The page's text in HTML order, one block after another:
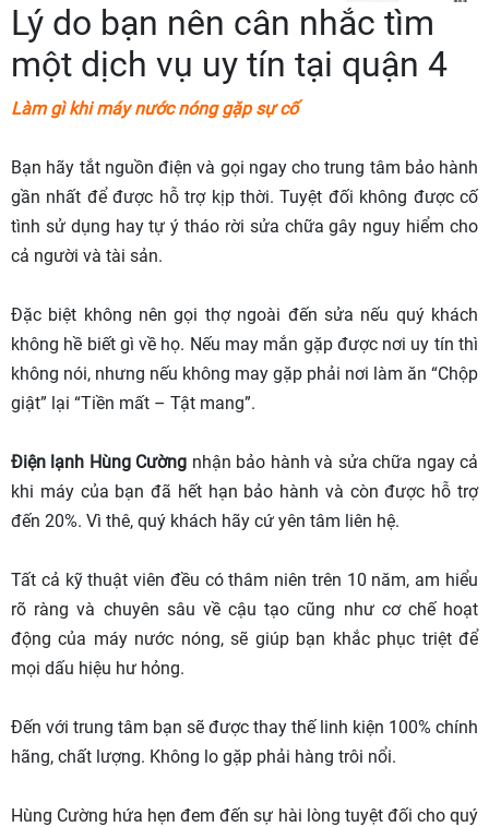
Lý do bạn nên cân nhắc tìm
một dịch vụ uy tín tại quận 4
Làm gì khi máy nước nóng gặp sự cố
Bạn hãy tắt nguồn điện và gọi ngay cho trung tâm bảo hành
gần nhất để được hỗ trợ kịp thời. Tuyệt đối không được cố
tình sử dụng hay tự ý tháo rời sửa chữa gây nguy hiểm cho
cả người và tài sản.
Đặc biệt không nên gọi thợ ngoài đến sửa nếu quý khách
không hề biết gì về họ. Nếu may mắn gặp được nơi uy tín thì
không nói, nhưng nếu không may gặp phải nơi làm ăn “Chộp
giật” lại “Tiền mất – Tật mang”.
Điện lạnh Hùng Cường nhận bảo hành và sửa chữa ngay cả
khi máy của bạn đã hết hạn bảo hành và còn được hỗ trợ
đến 20%. Vì thê, quý khách hãy cứ yên tâm liên hệ.
Tất cả kỹ thuật viên đều có thâm niên trên 10 năm, am hiểu
rõ ràng và chuyên sâu về cậu tạo cũng như cơ chế hoạt
động của máy nước nóng, sẽ giúp bạn khắc phục triệt để
mọi dấu hiệu hư hỏng.
Đến với trung tâm bạn sẽ được thay thế linh kiện 100% chính
hãng, chất lượng. Không lo gặp phải hàng trôi nổi.
Hùng Cường hứa hẹn đem đến sự hài lòng tuyệt đối cho quý